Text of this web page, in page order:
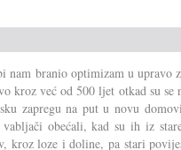
nam branio optimizam u upravo
kroz već od 500 ljet otkad su
zapregu na put u novu
vabljači obećali, kad su ih iz
kroz loze i doline, pa stari